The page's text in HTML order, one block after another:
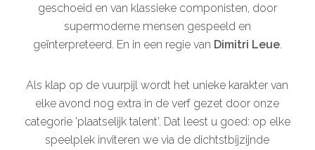
geschoeid en van klassieke componisten, door
supermoderne mensen gespeeld en
geïnterpreteerd. En in een regie van Dimitri Leue.
Als klap op de vuurpijl wordt het unieke karakter van
elke avond nog extra in de verf gezet door onze
categorie 'plaatselijk talent'. Dat leest u goed: op elke
speelplek inviteren we via de dichtstbijzijnde